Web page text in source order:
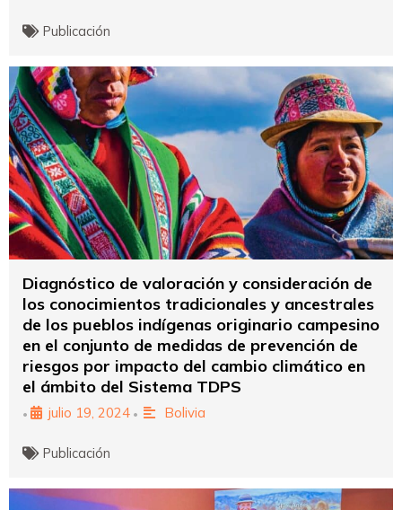
Publicación
Diagnóstico de valoración y consideración de
los conocimientos tradicionales y ancestrales
de los pueblos indígenas originario campesino
en el conjunto de medidas de prevención de
riesgos por impacto del cambio climático en
el ámbito del Sistema TDPS
• julio 19, 2024 • Bolivia
Publicación